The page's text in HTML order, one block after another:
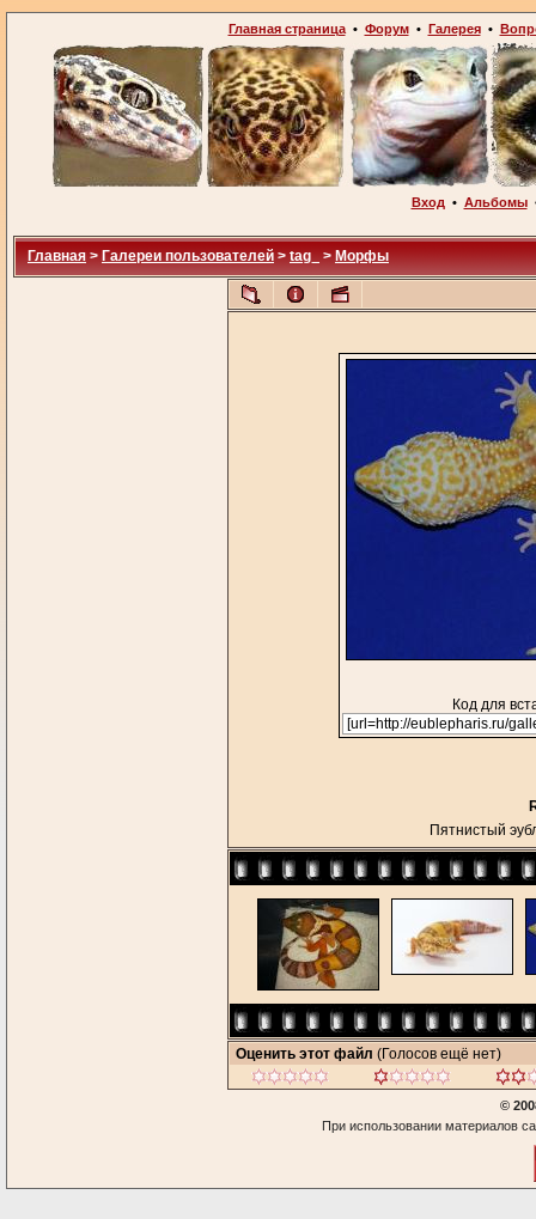
Главная страница• Форум• Галерея•
Вход • Альбомы
Главная > Галереи пользователей > tag_ > Морфы
Код для
Пятнистый
Оценить этот файл (Голосов ещё нет)
©
При использовании материалов